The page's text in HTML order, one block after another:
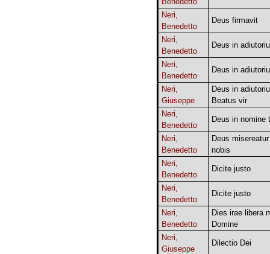
Neri,
Benedetto
Deus firmavit
Neri,
Benedetto
Deus in
Neri,
Benedetto
Deus in
Neri,
Giuseppe
Deus in
Beatus vir
Neri,
Benedetto
Deus in nomine
Neri,
Benedetto
Deus misereatur
nobis
Neri,
Benedetto
Dicite justo
Neri,
Benedetto
Dicite justo
Neri,
Benedetto
Dies irae libera
Domine
Neri,
Giuseppe
Dilectio Dei